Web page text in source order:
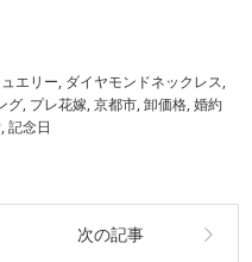
エリー, ダイヤモンドネックレス,
グ, プレ花嫁,京都市,卸価格,婚約
,記念日
次の記事